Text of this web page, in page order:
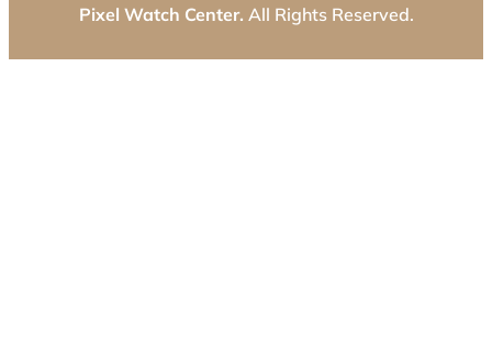
Pixel Watch Center. All Rights Reserved.